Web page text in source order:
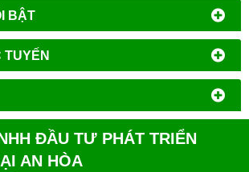
BẬT
TUYẾN
ĐẦU TƯ PHÁT TRIỂN
AN HÒA